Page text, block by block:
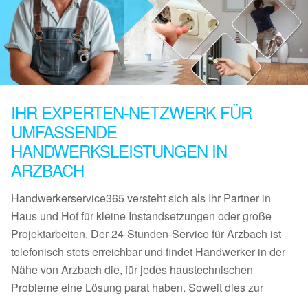
IHR EXPERTEN-NETZWERK FÜR
UMFASSENDE
HANDWERKSLEISTUNGEN IN
ARZBACH
Handwerkerservice365 versteht sich als Ihr Partner in
Haus und Hof für kleine Instandsetzungen oder große
Projektarbeiten. Der 24-Stunden-Service für Arzbach ist
telefonisch stets erreichbar und findet Handwerker in der
Nähe von Arzbach die, für jedes haustechnischen
Probleme eine Lösung parat haben. Soweit dies zur